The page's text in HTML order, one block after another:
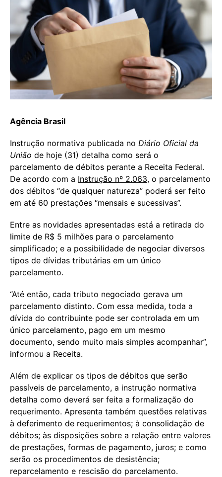
Agência Brasil
Instrução normativa publicada no Diário Oficial da
União de hoje (31) detalha como será o
parcelamento de débitos perante a Receita Federal.
De acordo com a Instrução nº 2.063, o parcelamento
dos débitos “de qualquer natureza” poderá ser feito
em até 60 prestações “mensais e sucessivas”.
Entre as novidades apresentadas está a retirada do
limite de R$ 5 milhões para o parcelamento
simplificado; e a possibilidade de negociar diversos
tipos de dívidas tributárias em um único
parcelamento.
“Até então, cada tributo negociado gerava um
parcelamento distinto. Com essa medida, toda a
dívida do contribuinte pode ser controlada em um
único parcelamento, pago em um mesmo
documento, sendo muito mais simples acompanhar”,
informou a Receita.
Além de explicar os tipos de débitos que serão
passíveis de parcelamento, a instrução normativa
detalha como deverá ser feita a formalização do
requerimento. Apresenta também questões relativas
à deferimento de requerimentos; à consolidação de
débitos; às disposições sobre a relação entre valores
de prestações, formas de pagamento, juros; e como
serão os procedimentos de desistência;
reparcelamento e rescisão do parcelamento.